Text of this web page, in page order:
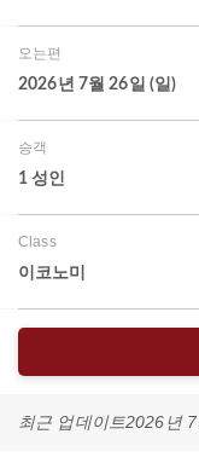
오는편
2026년 7월 26일 (일)
승객
1 성인
Class
이코노미
최근 업데이트2026년